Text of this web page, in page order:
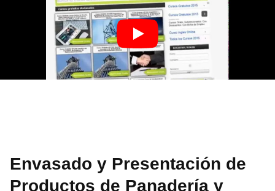
Envasado y Presentación de
Productos de Panadería y